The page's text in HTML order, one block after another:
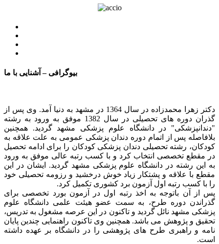
بیوگرافی – آشنایی با ما
دکتر زهرا محمدزاده در سال 1364 در مشهد به دنیا آمد. وی پس از
گذران دوره های تحصیلی در سال 1382 موفق به ورود به رشته
"دندانپزشکی" در دانشگاه علوم پزشکی مشهد گردید. همچنین
بلافاصله پس از اتمام دوره دندان پزشکی عمومی به علت علاقه به
کودکان، رشته تحصیلی دندان پزشکی کودکان را برای ادامه تحصیل
در مقطع تخصصی انتخاب کرد و با کسب رتبه عالی موفق به ورود
به این رشته در دانشگاه علوم پزشکی مشهد گردید. ایشان در این
مقطع با علاقه و پشتکار زیاد خوش درخشید و رزومه تحصیلی خود
را با کسب رتبه اول آزمون برد کشوری تکمیل کرد.
پس از آن باتوجه به اخذ رتبه اول در آزمون بورد تخصصی برای
گذراندن دوره طرح، به سمت عضو هیئت علمی دانشگاه علوم
پزشکی مشهد نائل گردید و تاکنون در این عرصه مشغول به تدریس،
تحقیق و پژوهش می باشد. همچنین وی تاکنون راهنمایی چندین پایان
نامه و راهبری طرح های پژوهشی را در دانشگاه بر عهده داشته
است.